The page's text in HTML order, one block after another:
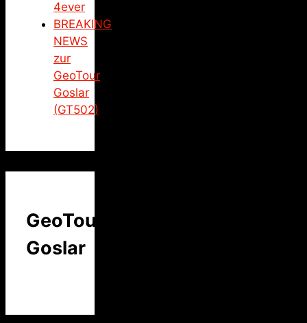
4ever
BREAKING
NEWS
zur
GeoTour
Goslar
(GT502)
GeoTour
Goslar